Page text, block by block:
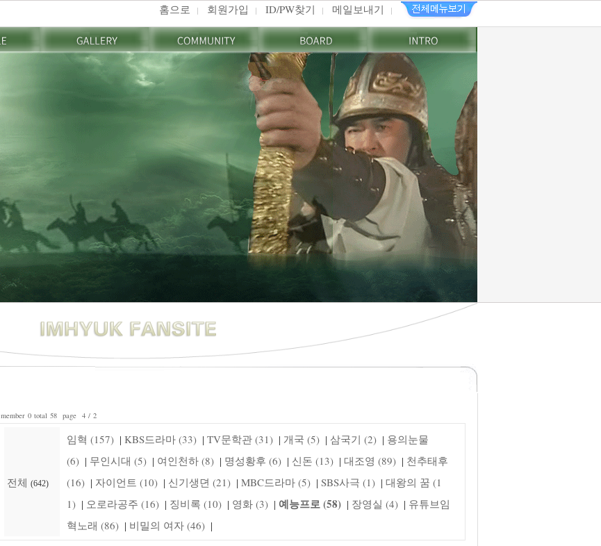
홈으로 회원가입 ID/PW찾기 메일보내기
member 0 total 58 page 4 / 2
전체 (642)
임혁 (157) | KBS드라마 (33) | TV문학관 (31) | 개국 (5) | 삼국기 (2) | 용의눈물
(6) | 무인시대 (5) | 여인천하 (8) | 명성황후 (6) | 신돈 (13) | 대조영 (89) | 천추태후
(16) | 자이언트 (10) | 신기생뎐 (21) | MBC드라마 (5) | SBS사극 (1) | 대왕의 꿈 (1
1) | 오로라공주 (16) | 징비록 (10) | 영화 (3) | 예능프로 (58) | 장영실 (4) | 유튜브임
혁노래 (86) | 비밀의 여자 (46) |